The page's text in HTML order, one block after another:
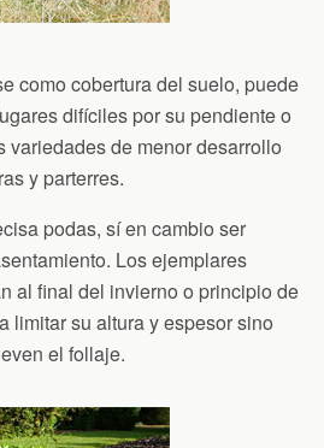
como cobertura del suelo, puede
difíciles por su pendiente o
variedades de menor desarrollo
y parterres.
podas, sí en cambio ser
Los ejemplares
al final del invierno o principio de
limitar su altura y espesor sino
el follaje.